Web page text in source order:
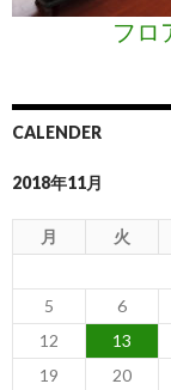
フロ
CALENDER
2018年11月
月 火
5
6
12
13
19
20